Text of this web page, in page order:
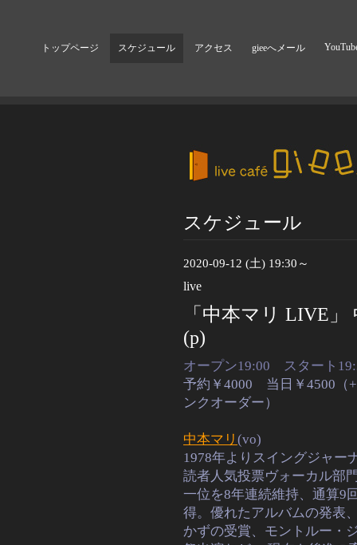
トップページ スケジュール アクセス gieeへメール
スケジュール
2020-09-12 (土) 19:30～
live
「中本マリ LIVE
(p)
オープン19:00 スタート
予約￥4000 当日￥4500（
ンクオーダー）
中本マリ (vo)
1978年よりスイングジャー
読者人気投票ヴォーカル部
一位を8年連続維持、通算9
得。優れたアルバムの発表
かずの受賞、モントルー・